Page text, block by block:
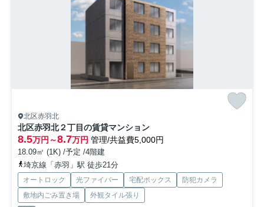
北区赤羽北
北区赤羽北２丁目の賃貸マンション
8.5万円～8.7万円 管理/共益費5,000円
18.09㎡ (1K) /予定 /4階建
埼京線「赤羽」駅 徒歩21分
オートロック 光ファイバー 宅配ボックス
防犯カメラ
敷地内ごみ置き場
外観タイル張り